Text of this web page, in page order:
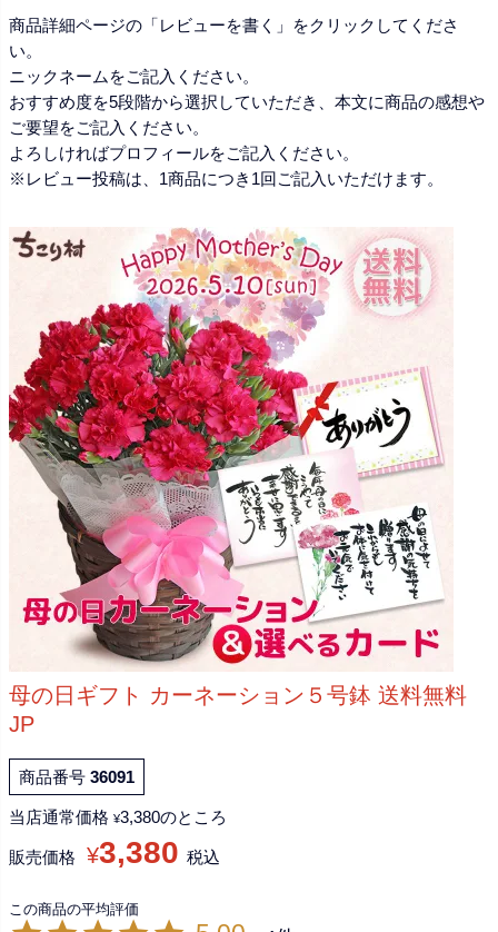
商品詳細ページの「レビューを書く」をクリックしてくださ
い。
ニックネームをご記入ください。
おすすめ度を5段階から選択していただき、本文に商品の感想や
ご要望をご記入ください。
よろしければプロフィールをご記入ください。
※レビュー投稿は、1商品につき1回ご記入いただけます。
母の日ギフト カーネーション５号鉢 送料無料
JP
商品番号 36091
当店通常価格 ¥3,380のところ
販売価格 ¥3,380 税込